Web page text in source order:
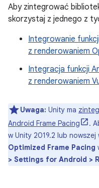
Aby zintegrować
skorzystaj z jednego z
Integrowanie
z renderowaniem
Integracja funkcji
z renderowaniem
Uwaga: Unity ma
Android Frame Pacing
.
w Unity 2019.2 lub
Optimized Frame Pacing
> Settings for Android >